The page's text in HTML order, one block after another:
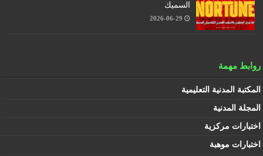
السميك
2026-06-29
روابط مهمة
المكتبة المدنية التعليمية
المجلة المدنية
اختبارات مركزية
اختبارات موهبة